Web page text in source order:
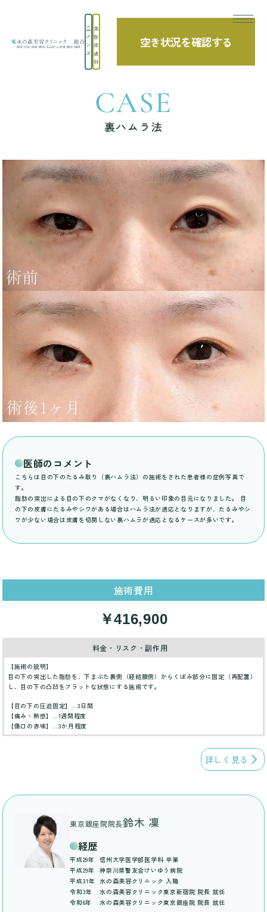
メ
ン
ズ
美
容
皮
膚
科
空き状況を確認する
TOP 症例写真 裏ハムラ法
CASE
裏ハムラ法
医師のコメント
こちらは目の下のたるみ取り（裏ハムラ法）の施術をされた患者様の症例写真で
す。
脂肪の突出による目の下のクマがなくなり、明るい印象の目元になりました。 目
の下の皮膚にたるみやシワがある場合はハムラ法が適応となりますが、たるみやシ
ワが少ない場合は皮膚を切開しない裏ハムラが適応となるケースが多いです。
施術費用
￥416,900
料金・リスク・副作用
【施術の説明】
目の下の突出した脂肪を、下まぶた裏側（経結膜側）からくぼみ部分に固定（再配置）
し、目の下の凸凹をフラットな状態にする施術です。
【目の下の圧迫固定】…3日間
【痛み・熱感】…1週間程度
【傷口の赤味】…3か月程度
詳しく見る
東京銀座院院長鈴木 凜
経歴
平成29年
信州大学医学部医学科 卒業
平成29年
神奈川県警友会けいゆう病院
平成31年
水の森美容クリニック 入職
令和3年
水の森美容クリニック東京新宿院 院長 就任
令和6年
水の森美容クリニック東京銀座院 院長 就任